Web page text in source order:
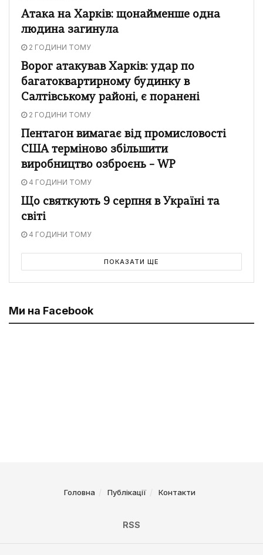
Атака на Харків: щонайменше одна
людина загинула
2 ГОДИНИ ТОМУ
Ворог атакував Харків: удар по
багатоквартирному будинку в
Салтівському районі, є поранені
2 ГОДИНИ ТОМУ
Пентагон вимагає від промисловості
США терміново збільшити
виробництво озброєнь – WP
4 ГОДИНИ ТОМУ
Що святкують 9 серпня в Україні та
світі
4 ГОДИНИ ТОМУ
ПОКАЗАТИ ЩЕ
Ми на Facebook
Головна Публікації Контакти
RSS